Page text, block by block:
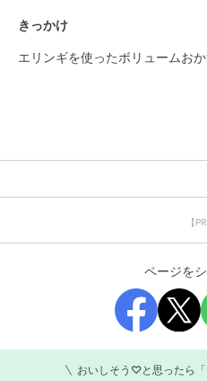
きっかけ
エリンギを使ったボリュームお
【PR
ページを
おいしそう♡と思ったら